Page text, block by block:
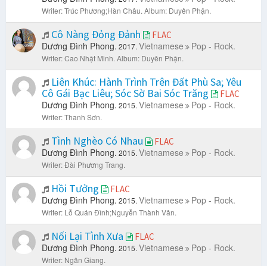
Writer: Trúc Phương;Hàn Châu. Album: Duyên Phận.
Cô Nàng Đỏng Đảnh FLAC
Dương Đình Phong. 2017. Vietnamese Pop - Rock.
Writer: Cao Nhật Minh. Album: Duyên Phận.
Liên Khúc: Hành Trình Trên Đất Phù Sa; Yêu
Cô Gái Bạc Liêu; Sóc Sờ Bai Sóc Trăng
FLAC
Dương Đình Phong. 2015. Vietnamese Pop - Rock.
Writer: Thanh Sơn.
Tình Nghèo Có Nhau FLAC
Dương Đình Phong. 2015. Vietnamese Pop - Rock.
Writer: Đài Phương Trang.
Hồi Tưởng FLAC
Dương Đình Phong. 2015. Vietnamese Pop - Rock.
Writer: Lỗ Quán Đình;Nguyễn Thành Vân.
Nối Lại Tình Xưa FLAC
Dương Đình Phong. 2015. Vietnamese Pop - Rock.
Writer: Ngân Giang.